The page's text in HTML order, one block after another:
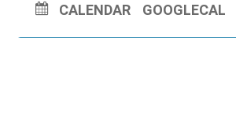
CALENDAR GOOGLECAL